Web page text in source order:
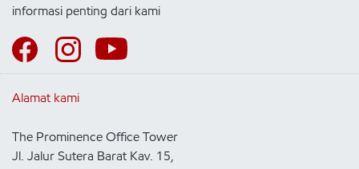
informasi penting dari kami
Alamat kami
The Prominence Office Tower
Jl. Jalur Sutera Barat Kav. 15,